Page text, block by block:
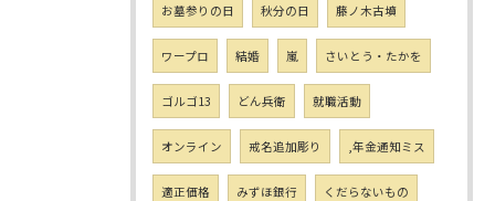
お墓参りの日 秋分の日 藤ノ木古墳
ワープロ 結婚 嵐 さいとう・たかを
ゴルゴ13 どん兵衛 就職活動
オンライン 戒名追加彫り ,年金通知ミス
適正価格 みずほ銀行 くだらないもの